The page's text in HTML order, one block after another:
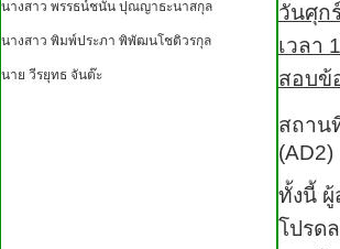
นางสาว พรรธน์ชนัน ปุณญาธะนาสกุล
นางสาว พิมพ์ประภา พิพัฒนโชติวรกุล
นาย วีรยุทธ จันต๊ะ
วันศุก
เวลา
สอบข้
สถาน
(AD2)
ทั้งนี้
โปรด